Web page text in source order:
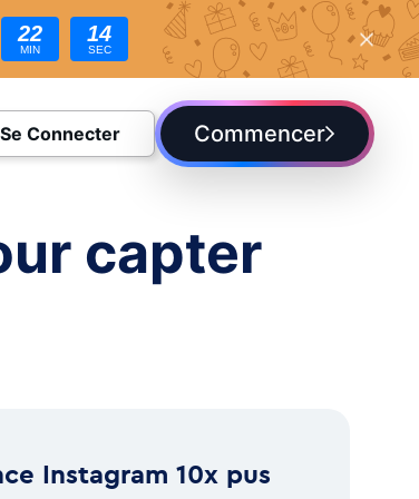
22
MIN
13
SEC
Se Connecter Commencer
capter
Instagram 10x pus